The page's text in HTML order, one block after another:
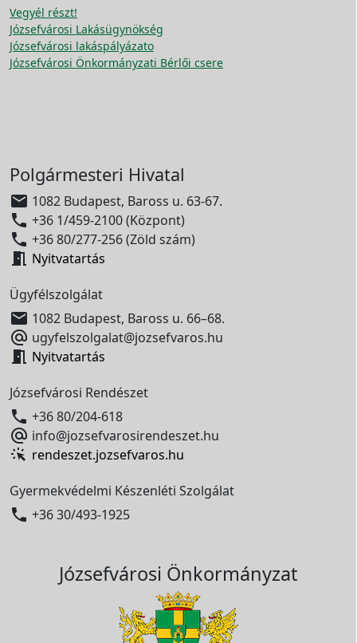
Vegyél részt!
Józsefvárosi Lakásügynökség
Józsefvárosi lakáspályázato
Józsefvárosi Önkormányzati Bérlői csere
Polgármesteri Hivatal
 1082 Budapest, Baross u. 63-67.
 +36 1/459-2100 (Központ)
 +36 80/277-256 (Zöld szám)
 Nyitvatartás
Ügyfélszolgálat
 1082 Budapest, Baross u. 66–68.
 ugyfelszolgalat@jozsefvaros.hu
 Nyitvatartás
Józsefvárosi Rendészet
 +36 80/204-618
 info@jozsefvarosirendeszet.hu
rendeszet.jozsefvaros.hu
Gyermekvédelmi Készenléti Szolgálat
 +36 30/493-1925
Józsefvárosi Önkormányzat